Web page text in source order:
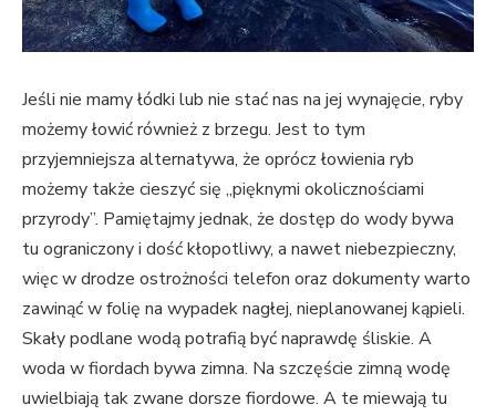
Jeśli nie mamy łódki lub nie stać nas na jej wynajęcie, ryby
możemy łowić również z brzegu. Jest to tym
przyjemniejsza alternatywa, że oprócz łowienia ryb
możemy także cieszyć się „pięknymi okolicznościami
przyrody”. Pamiętajmy jednak, że dostęp do wody bywa
tu ograniczony i dość kłopotliwy, a nawet niebezpieczny,
więc w drodze ostrożności telefon oraz dokumenty warto
zawinąć w folię na wypadek nagłej, nieplanowanej kąpieli.
Skały podlane wodą potrafią być naprawdę śliskie. A
woda w fiordach bywa zimna. Na szczęście zimną wodę
uwielbiają tak zwane dorsze fiordowe. A te miewają tu